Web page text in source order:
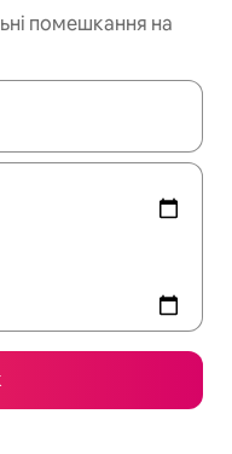
помешкання на
для